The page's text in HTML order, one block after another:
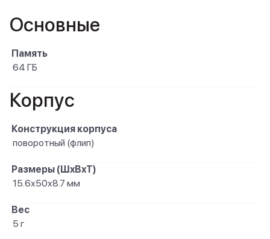
Основные
Память
64 ГБ
Корпус
Конструкция корпуса
поворотный (флип)
Размеры (ШxВxТ)
15.6х50х8.7 мм
Вес
5 г